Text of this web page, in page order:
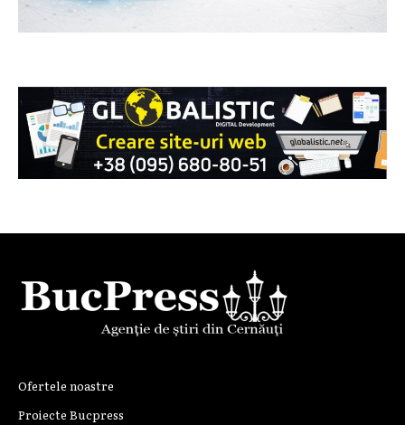
Ofertele noastre
Proiecte Bucpress